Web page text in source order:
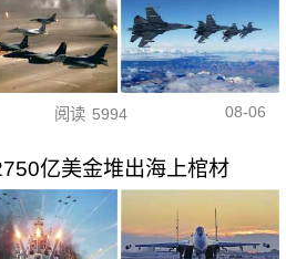
阅读 5994 08-06
亿美金堆出海上棺材